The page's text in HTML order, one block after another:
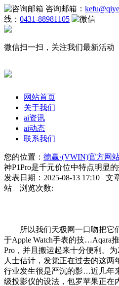
咨询邮箱：
线： 0431-88981105
微信扫一扫，关注我们最新活动
网站首页
关于我们
ai资讯
ai动态
联系我们
您的位置： 德赢·(VWIN)官方网
神P1Pro是千元价位中特点明显
发表日期：2025-08-13 17:10 文
站 浏览次数:
所以我们天极网一口吻把它
于Apple Watch手表的技…Aqara
Pro，并且搬运起来十分便利。
人士估计，发觉正在过去的这两
行业发生很是严沉的影…近几年
级投影仪的设法，包罗苹果正在